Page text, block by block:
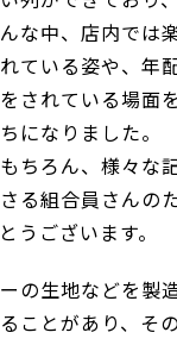
な中、店内では
ている姿や、年
されている場面
になりました。
ちろん、様々な
る組合員さんの
うございます。
の生地などを製
ことがあり、そ